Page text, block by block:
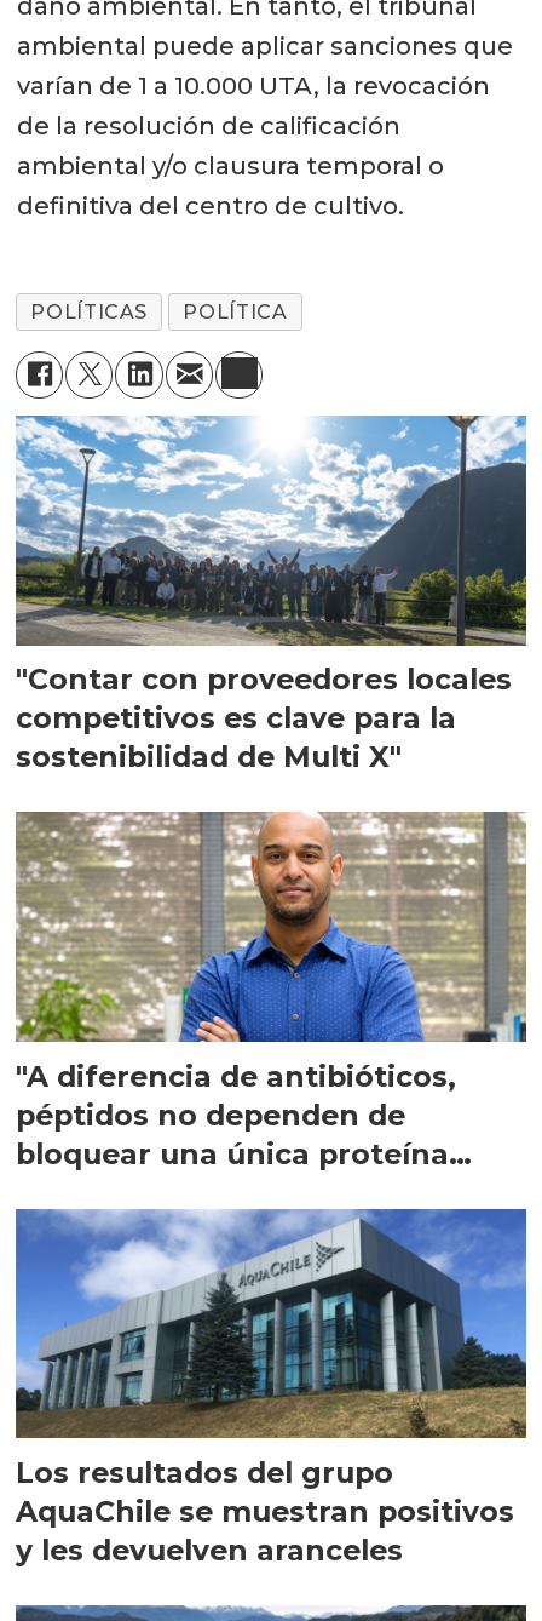
daño ambiental. En tanto, el tribunal
ambiental puede aplicar sanciones que
varían de 1 a 10.000 UTA, la revocación
de la resolución de calificación
ambiental y/o clausura temporal o
definitiva del centro de cultivo.
POLÍTICAS POLÍTICA
"Contar con proveedores locales
competitivos es clave para la
sostenibilidad de Multi X"
"A diferencia de antibióticos,
péptidos no dependen de
bloquear una única proteína
Los resultados del grupo
AquaChile se muestran positivos
y les devuelven aranceles